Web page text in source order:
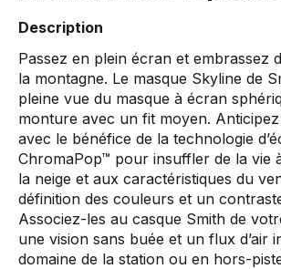
Description
Passez en plein écran et embrassez
la montagne. Le masque Skyline de
pleine vue du masque à écran
monture avec un fit moyen.
avec le bénéfice de la technologie
ChromaPop™ pour insuffler de la vie
la neige et aux caractéristiques du
définition des couleurs et un
Associez-les au casque Smith de
une vision sans buée et un flux d’air
domaine de la station ou en hors-